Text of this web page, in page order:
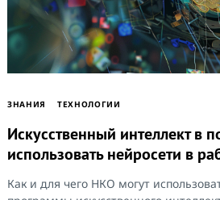
ЗНАНИЯ ТЕХНОЛОГИИ
Искусственный интеллект в
использовать нейросети в
Как и для чего НКО могут